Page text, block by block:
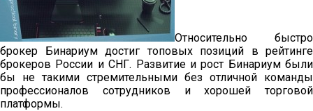
Относительно быстро
брокер Бинариум достиг топовых позиций в рейтинге
брокеров России и СНГ. Развитие и рост Бинариум были
бы не такими стремительными без отличной команды
профессионалов сотрудников и хорошей торговой
платформы.